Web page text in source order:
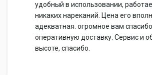
удобный в использовании,
никаких нареканий. Цена его
адекватная. огромное вам
оперативную доставку. Сервис и
высоте, спасибо.